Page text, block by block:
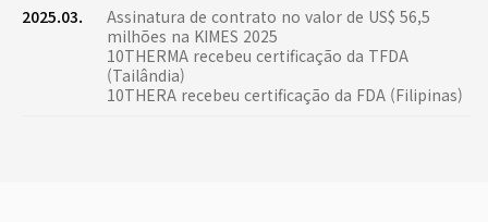
2025.03.
Assinatura de contrato no valor de US$ 56,5
milhões na KIMES 2025
10THERMA recebeu certificação da TFDA
(Tailândia)
10THERA recebeu certificação da FDA (Filipinas)